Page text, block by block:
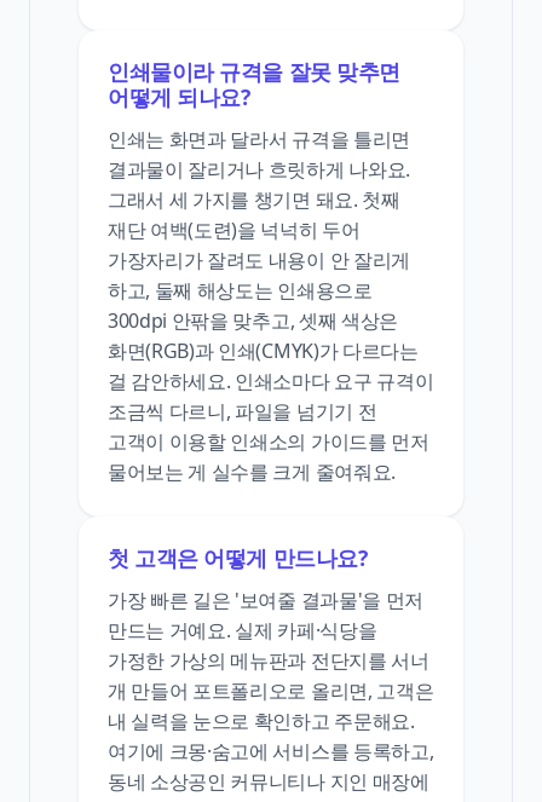
인쇄물이라 규격을 잘못 맞추면
어떻게 되나요?
인쇄는 화면과 달라서 규격을 틀리면
결과물이 잘리거나 흐릿하게 나와요.
그래서 세 가지를 챙기면 돼요. 첫째
재단 여백(도련)을 넉넉히 두어
가장자리가 잘려도 내용이 안 잘리게
하고, 둘째 해상도는 인쇄용으로
300dpi 안팎을 맞추고, 셋째 색상은
화면(RGB)과 인쇄(CMYK)가 다르다는
걸 감안하세요. 인쇄소마다 요구 규격이
조금씩 다르니, 파일을 넘기기 전
고객이 이용할 인쇄소의 가이드를 먼저
물어보는 게 실수를 크게 줄여줘요.
첫 고객은 어떻게 만드나요?
가장 빠른 길은 '보여줄 결과물'을 먼저
만드는 거예요. 실제 카페·식당을
가정한 가상의 메뉴판과 전단지를 서너
개 만들어 포트폴리오로 올리면, 고객은
내 실력을 눈으로 확인하고 주문해요.
여기에 크몽·숨고에 서비스를 등록하고,
동네 소상공인 커뮤니티나 지인 매장에